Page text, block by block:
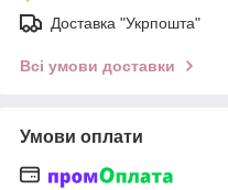
Доставка "Укрпошта"
Всі умови доставки
Умови оплати